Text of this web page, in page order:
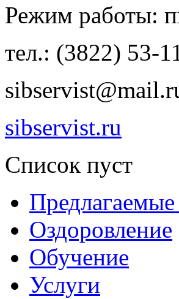
Режим работы:
тел.: (3822) 53-
sibservist.ru
Список пуст
Оздоровление
Обучение
Услуги